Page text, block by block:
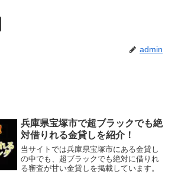
admin
兵庫県宝塚市で超ブラックでも絶
対借りれる金貸しを紹介！
当サイトでは兵庫県宝塚市にある金貸し
の中でも、超ブラックでも絶対に借りれ
る審査が甘い金貸しを掲載しています。